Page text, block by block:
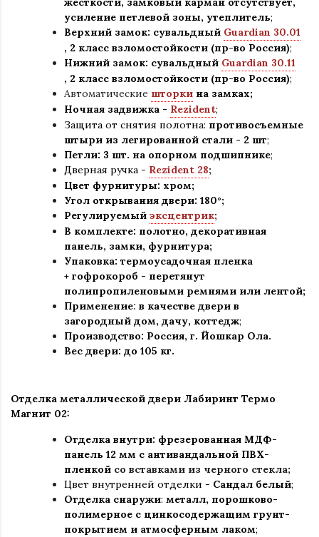
усиление петлевой зоны, утеплитель;
Верхний замок: сувальдный Guardian 30.01
, 2 класс взломостойкости (пр-во Россия);
Нижний замок: сувальдный Guardian 30.11
, 2 класс взломостойкости (пр-во Россия);
Автоматические шторки на замках;
Ночная задвижка - Rezident;
Защита от снятия полотна: противосъемные
штыри из легированной стали - 2 шт;
Петли: 3 шт. на опорном подшипнике;
Дверная ручка - Rezident 28;
Цвет фурнитуры: хром;
Угол открывания двери: 180°;
Регулируемый эксцентрик;
В комплекте: полотно, декоративная
панель, замки, фурнитура;
Упаковка: термоусадочная пленка
+ гофрокороб - перетянут
полипропиленовыми ремнями или лентой;
Применение: в качестве двери в
загородный дом, дачу, коттедж;
Производство: Россия, г. Йошкар Ола.
Вес двери: до 105 кг.
Отделка металлической двери Лабиринт Термо
Магнит 02:
Отделка внутри: фрезерованная МДФ-
панель 12 мм с антивандальной ПВХ-
пленкой со вставками из черного стекла;
Цвет внутренней отделки - Сандал белый;
Отделка снаружи: металл, порошково-
полимерное c цинкосодержащим грунт-
покрытием и атмосферным лаком;